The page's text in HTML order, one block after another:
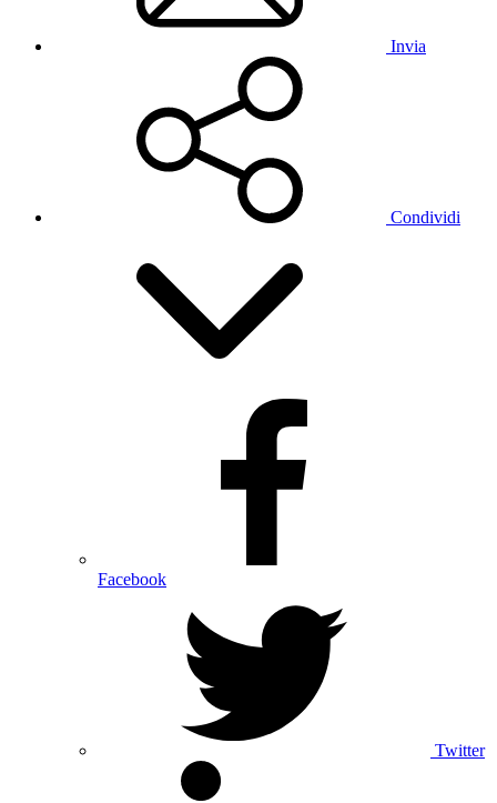
Invia
Condividi
Facebook
Twitter